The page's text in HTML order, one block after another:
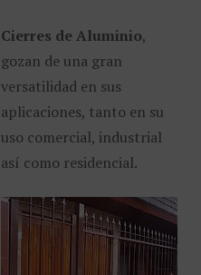
Cierres de Aluminio,
gozan de una gran
versatilidad en sus
aplicaciones, tanto en su
uso comercial, industrial
así como residencial.